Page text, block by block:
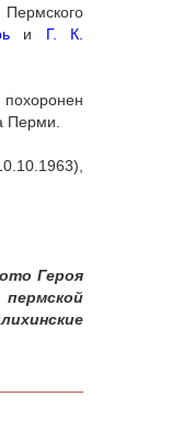
и Г. К.
похоронен
Перми.
Героя